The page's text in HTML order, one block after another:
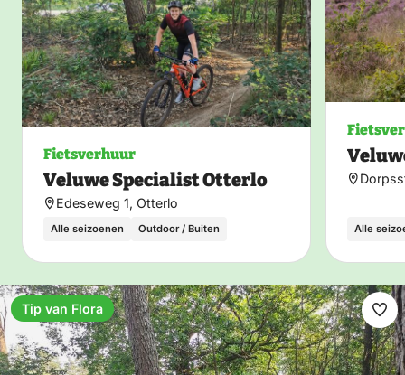
Fietsverhuur
Veluwe Specialist Otterlo
Edeseweg 1, Otterlo
Alle seizoenen Outdoor / Buiten Alle
Tip van Flora